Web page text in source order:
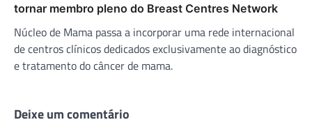
tornar membro pleno do Breast Centres Network
Núcleo de Mama passa a incorporar uma rede internacional
de centros clínicos dedicados exclusivamente ao diagnóstico
e tratamento do câncer de mama.
Deixe um comentário